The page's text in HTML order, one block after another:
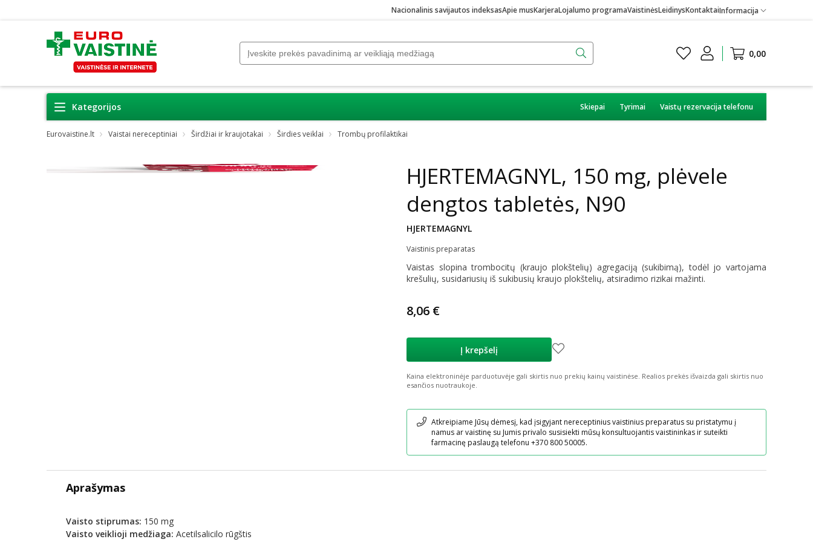
Nacionalinis savijautos indeksasApie musKarjeraLojalumo programaVaistinėsLeidinysKontaktaiInformacija
0,00
Kategorijos Skiepai Tyrimai Vaistų rezervacija telefonu
Eurovaistine.lt Vaistai nereceptiniai Širdžiai ir kraujotakai Širdies veiklai Trombų profilaktikai
HJERTEMAGNYL, 150 mg, plėvele
dengtos tabletės, N90
HJERTEMAGNYL
Vaistinis preparatas
Vaistas slopina trombocitų (kraujo plokštelių) agregaciją (sukibimą), todėl jo vartojama
krešulių, susidariusių iš sukibusių kraujo plokštelių, atsiradimo rizikai mažinti.
8,06 €
Į krepšelį
Kaina elektroninėje parduotuvėje gali skirtis nuo prekių kainų vaistinėse. Realios prekės išvaizda gali skirtis nuo
esančios nuotraukoje.
Pranešimas
Atkreipiame Jūsų dėmesį, kad įsigyjant nereceptinius vaistinius preparatus su pristatymu į
namus ar vaistinę su Jumis privalo susisiekti mūsų konsultuojantis vaistininkas ir suteikti
farmacinę paslaugą telefonu +370 800 50005.
Aprašymas
Vaisto stiprumas: 150 mg
Vaisto veiklioji medžiaga: Acetilsalicilo rūgštis